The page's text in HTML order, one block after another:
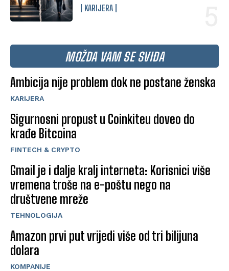
KARIJERA
MOŽDA VAM SE SVIĐA
Ambicija nije problem dok ne postane ženska
KARIJERA
Sigurnosni propust u Coinkiteu doveo do
krađe Bitcoina
FINTECH & CRYPTO
Gmail je i dalje kralj interneta: Korisnici više
vremena troše na e-poštu nego na
društvene mreže
TEHNOLOGIJA
Amazon prvi put vrijedi više od tri bilijuna
dolara
KOMPANIJE